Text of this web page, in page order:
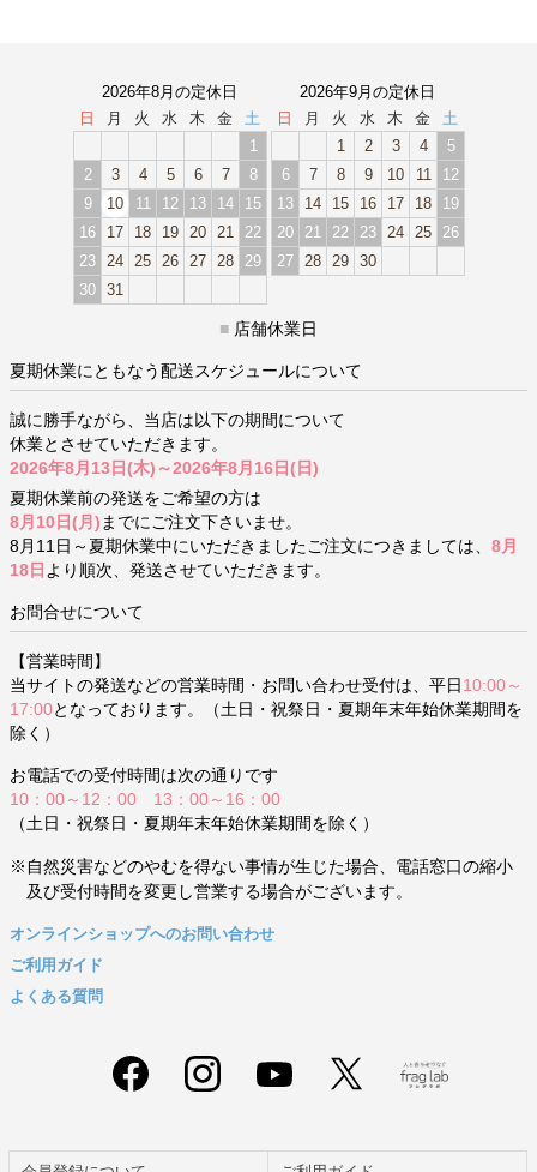
2026年8月の定休日
日
月 火 水 木 金
土
1
2
3 4 5 6 7
8
9
10 11 12 13 14
15
16
17 18 19 20 21
22
23 24 25 26 27 28
29
30 31
2026年9月の定休日
日
月 火 水 木 金
土
1
2 3 4
5
6
7 8 9 10 11
12
13
14 15 16 17 18
19
20
21 22 23 24 25
26
27 28 29 30
■ 店舗休業日
夏期休業にともなう配送スケジュールについて
誠に勝手ながら、当店は以下の期間について
休業とさせていただきます。
2026年8月13日(木)～2026年8月16日(日)
夏期休業前の発送をご希望の方は
8月10日(月) までにご注文下さいませ。
8月11日～夏期休業中にいただきましたご注文につきましては、 8月
18日 より順次、発送させていただきます。
お問合せについて
【営業時間】
当サイトの発送などの営業時間・お問い合わせ受付は、平日 10:00～
17:00となっております。（土日・祝祭日・夏期年末年始休業期間を
除く）
お電話での受付時間は次の通りです
10：00～12：00 13：00～16：00
（土日・祝祭日・夏期年末年始休業期間を除く）
※自然災害などのやむを得ない事情が生じた場合、電話窓口の縮小
及び受付時間を変更し営業する場合がございます。
オンラインショップへのお問い合わせ
ご利用ガイド
よくある質問